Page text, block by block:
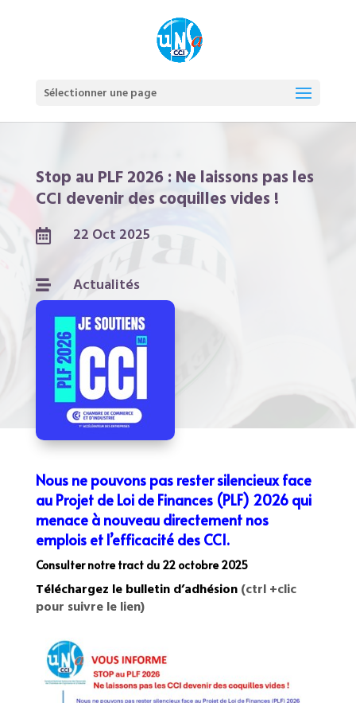
Sélectionner une page
Stop au PLF 2026 : Ne laissons pas les
CCI devenir des coquilles vides !
 22 Oct 2025
 Actualités
Nous ne pouvons pas rester silencieux face
au Projet de Loi de Finances (PLF) 2026 qui
menace à nouveau directement nos
emplois et l’efficacité des CCI.
Consulter notre tract du 22 octobre 2025
Téléchargez le bulletin d’adhésion(ctrl +clic
pour suivre le lien)